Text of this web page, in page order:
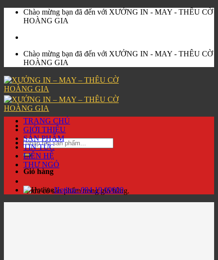
Skip
Chào mừng bạn đã đến với XƯỞNG IN - MAY - THÊU CỜ
HOÀNG GIA
Chào mừng bạn đã đến với XƯỞNG IN - MAY - THÊU CỜ
HOÀNG GIA
Tìm
kiếm:
Giỏ hàng
Chưa có sản phẩm trong giỏ hàng.
TRANG CHỦ
GIỚI THIỆU
SẢN PHẨM
TIN TỨC
LIÊN HỆ
THƯ NGỎ
Hotline:094 19 00000